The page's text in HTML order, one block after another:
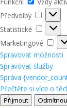
Předvolby
Statistické
Marketingové
Spravovat možnosti
Spravovat služby
Správa
Přečtěte si více o
Přijmout